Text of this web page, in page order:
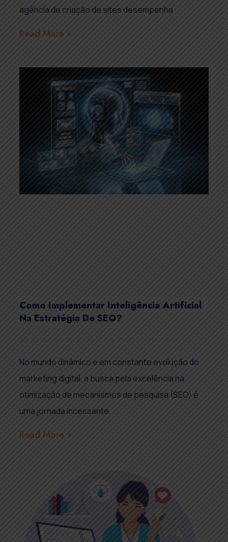
agência de criação de sites desempenha
Read More »
Como Implementar Inteligência Artificial
Na Estratégia De SEO?
No mundo dinâmico e em constante evolução do
marketing digital, a busca pela excelência na
otimização de mecanismos de pesquisa (SEO) é
uma jornada incessante.
Read More »